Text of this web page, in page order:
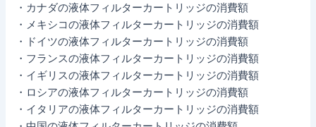
・カナダの液体フィルターカートリッジの消費額
・メキシコの液体フィルターカートリッジの消費額
・ドイツの液体フィルターカートリッジの消費額
・フランスの液体フィルターカートリッジの消費額
・イギリスの液体フィルターカートリッジの消費額
・ロシアの液体フィルターカートリッジの消費額
・イタリアの液体フィルターカートリッジの消費額